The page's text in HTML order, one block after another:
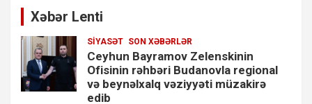
Xəbər Lenti
SIYASƏT SON XƏBƏRLƏR
Ceyhun Bayramov Zelenskinin
Ofisinin rəhbəri Budanovla regional
və beynəlxalq vəziyyəti müzakirə
edib